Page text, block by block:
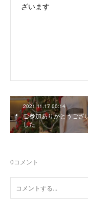
ざいます
2021.11.17 00:14
ご参加ありがとうござ
した
0コメント